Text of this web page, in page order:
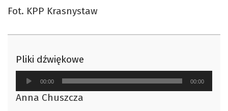
Fot. KPP Krasnystaw
Pliki dźwiękowe
Odtwarzacz
plików
dźwiękowych
00:00 00:00
Anna Chuszcza